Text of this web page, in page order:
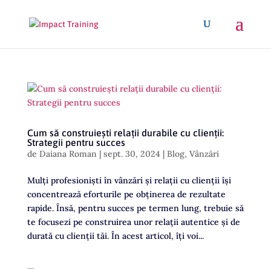
Cum să construiești relații durabile cu clienții:
Strategii pentru succes
de Daiana Roman| sept. 30, 2024 | Blog, Vânzări
Mulți profesioniști în vânzări și relații cu clienții își
concentrează eforturile pe obținerea de rezultate
rapide. Însă, pentru succes pe termen lung, trebuie să
te focusezi pe construirea unor relații autentice și de
durată cu clienții tăi. În acest articol, îți voi...